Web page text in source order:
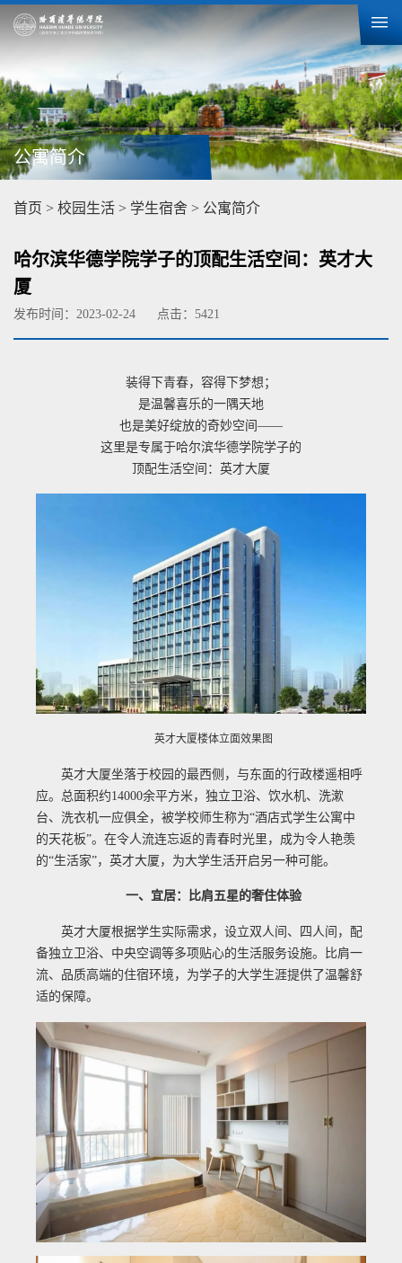
公寓简介
首页 > 校园生活 > 学生宿舍 > 公寓简介
哈尔滨华德学院学子的顶配生活空间：英才大
厦
发布时间：2023-02-24 点击： 5421
装得下青春，容得下梦想；
是温馨喜乐的一隅天地
也是美好绽放的奇妙空间——
这里是专属于哈尔滨华德学院学子的
顶配生活空间：英才大厦
英才大厦楼体立面效果图
英才大厦坐落于校园的最西侧，与东面的行政楼遥相呼
应。总面积约14000余平方米，独立卫浴、饮水机、洗漱
台、洗衣机一应俱全，被学校师生称为“酒店式学生公寓中
的天花板”。在令人流连忘返的青春时光里，成为令人艳羡
的“生活家”，英才大厦，为大学生活开启另一种可能。
一、宜居：比肩五星的奢住体验
英才大厦根据学生实际需求，设立双人间、四人间，配
备独立卫浴、中央空调等多项贴心的生活服务设施。比肩一
流、品质高端的住宿环境，为学子的大学生涯提供了温馨舒
适的保障。